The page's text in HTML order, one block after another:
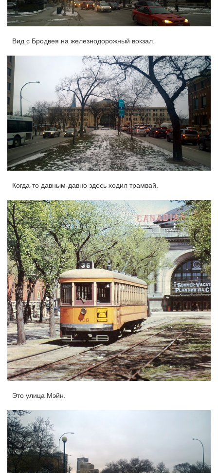
Вид с Бродвея на железнодорожный вокзал.
Когда-то давным-давно здесь ходил трамвай.
Это улица Мэйн.